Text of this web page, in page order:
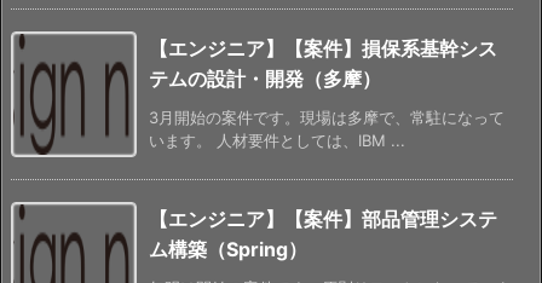
【エンジニア】【案件】損保系基幹シス
テムの設計・開発（多摩）
3月開始の案件です。現場は多摩で、常駐になって
います。 人材要件としては、IBM ...
【エンジニア】【案件】部品管理システ
ム構築（Spring）